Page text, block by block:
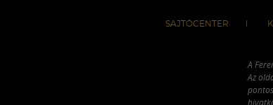
SAJTÓCENTER
A
Az